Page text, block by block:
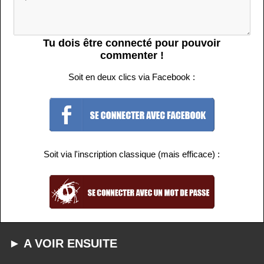
Tu dois être connecté pour pouvoir
commenter !
Soit en deux clics via Facebook :
Soit via l'inscription classique (mais efficace) :
► A VOIR ENSUITE